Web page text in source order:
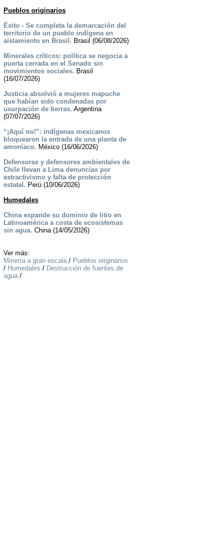
Pueblos originarios
Éxito - Se completa la demarcación del
territorio de un pueblo indígena en
aislamiento en Brasil. Brasil (06/08/2026)
Minerales críticos: política se negocia a
puerta cerrada en el Senado sin
movimientos sociales. Brasil
(16/07/2026)
Justicia absolvió a mujeres mapuche
que habían sido condenadas por
usurpación de tierras. Argentina
(07/07/2026)
“¡Aquí no!”: indígenas mexicanos
bloquearon la entrada de una planta de
amoníaco. México (16/06/2026)
Defensoras y defensores ambientales de
Chile llevan a Lima denuncias por
extractivismo y falta de protección
estatal. Perú (10/06/2026)
Humedales
China expande su dominio de litio en
Latinoamérica a costa de ecosistemas
sin agua. China (14/05/2026)
Ver más:
Minería a gran escala/ Pueblos originarios
/ Humedales / Destrucción de fuentes de
agua/